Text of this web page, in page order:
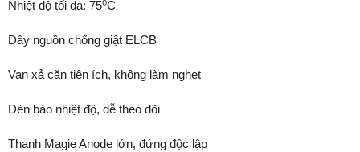
Nhiệt độ tối đa: 75⁰C
Dây nguồn chống giật ELCB
Van xả cặn tiện ích, không làm nghẹt
Đèn báo nhiệt độ, dễ theo dõi
Thanh Magie Anode lớn, đứng độc lập